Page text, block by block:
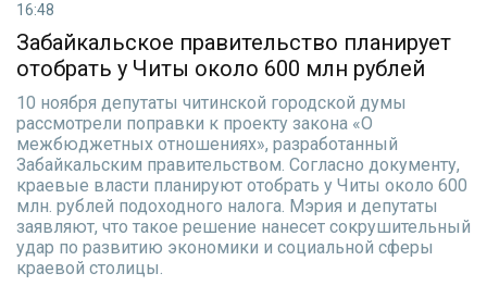
16:48
Забайкальское правительство планирует
отобрать у Читы около 600 млн рублей
10 ноября депутаты читинской городской думы
рассмотрели поправки к проекту закона «О
межбюджетных отношениях», разработанный
Забайкальским правительством. Согласно документу,
краевые власти планируют отобрать у Читы около 600
млн. рублей подоходного налога. Мэрия и депутаты
заявляют, что такое решение нанесет сокрушительный
удар по развитию экономики и социальной сферы
краевой столицы.